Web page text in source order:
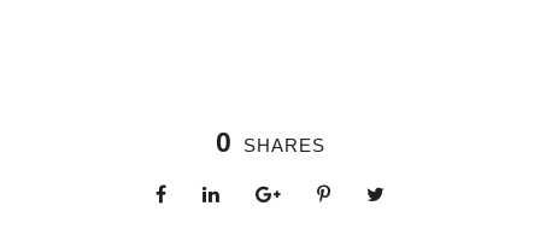
0 SHARES